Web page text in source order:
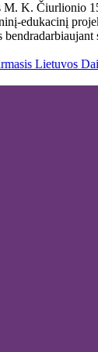
M. K. Čiurlionio
edukacinį
Lietuvos